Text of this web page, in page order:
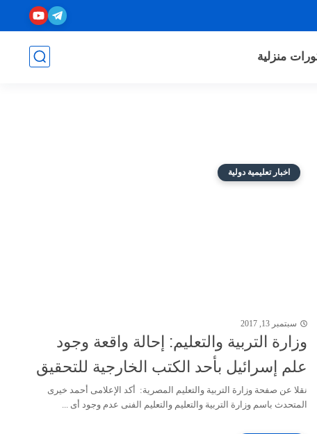
منزلية
اخبار تعليمية دولية
سبتمبر 13, 2017
وزارة التربية والتعليم: إحالة واقعة وجود
علم إسرائيل بأحد الكتب الخارجية للتحقيق
نقلا عن صفحة وزارة التربية والتعليم المصرية: أكد اﻹعلامى أحمد خيرى
المتحدث باسم وزارة التربية والتعليم والتعليم الفنى عدم وجود أى ...